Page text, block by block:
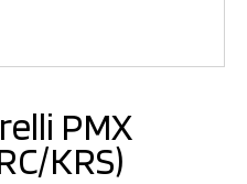
PMX
KRS)